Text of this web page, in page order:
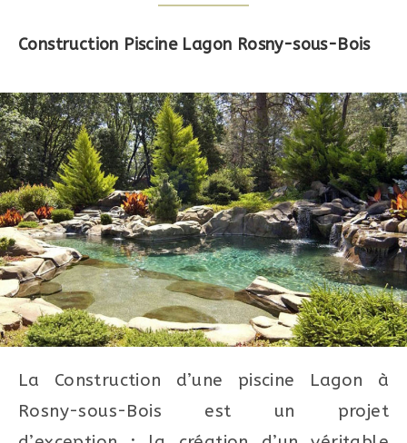
Construction Piscine Lagon Rosny-sous-Bois
La Construction d’une piscine Lagon à
Rosny-sous-Bois est un projet